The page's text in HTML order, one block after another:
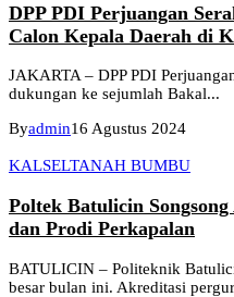
DPP PDI Perjuangan
Calon Kepala Daerah di
JAKARTA – DPP PDI
dukungan ke sejumlah Bakal...
Byadmin16 Agustus 2024
KALSELTANAH BUMBU
Poltek Batulicin
dan Prodi Perkapalan
BATULICIN – Politeknik
besar bulan ini. Akreditasi